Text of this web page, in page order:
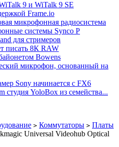
9 и WiTalk 9 SE
Frame.io
микрофонная радиосистема
системы Synco P
для стримеров
писать 8К RAW
Bowens
микрофон, основанный на
Sony начинается с FX6
студия YoloBox из семейства...
> Коммутаторы > Платы
Universal Videohub Optical